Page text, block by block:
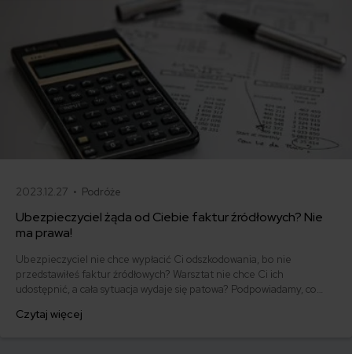
2023.12.27 • Podróże
Ubezpieczyciel żąda od Ciebie faktur źródłowych? Nie
ma prawa!
Ubezpieczyciel nie chce wypłacić Ci odszkodowania, bo nie
przedstawiłeś faktur źródłowych? Warsztat nie chce Ci ich
udostępnić, a cała sytuacja wydaje się patowa? Podpowiadamy, co
Czytaj więcej